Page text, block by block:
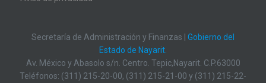
Secretaría de Administración y Finanzas | Gobierno del
Estado de Nayarit.
Av. México y Abasolo s/n. Centro. Tepic,Nayarit. C.P.63000
Teléfonos: (311) 215-20-00, (311) 215-21-00 y (311) 215-22-